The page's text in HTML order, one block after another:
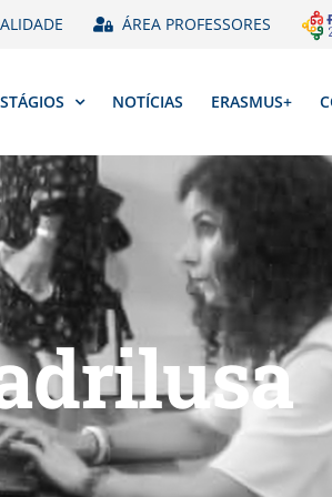
ÁREA PROFESSORES
NOTÍCIAS ERASMUS+